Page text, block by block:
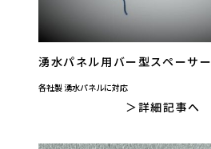
湧水パネル用バー型スペーサー
各社製 湧水パネルに対応
詳細記事へ